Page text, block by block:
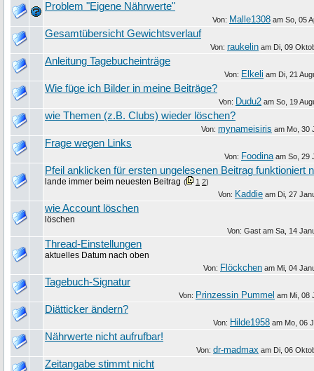
Problem "Eigene Nährwerte"
Von: Malle1308 am So, 05
Gesamtübersicht Gewichtsverlauf
Von: raukelin am Di, 09
Anleitung Tagebucheinträge
Von: Elkeli am Di, 21
Wie füge ich Bilder in meine Beiträge?
Von: Dudu2 am So, 19
wie Themen (z.B. Clubs) wieder löschen?
Von: mynameisiris am Mo, 30
Frage wegen Links
Von: Foodina am So, 29
Pfeil anklicken für ersten ungelesenen Beitrag funktioniert
lande immer beim neuesten Beitrag ( 1 2)
Von: Kaddie am Di, 27
wie Account löschen
löschen
Von: Gast am Sa, 14
Thread-Einstellungen
aktuelles Datum nach oben
Von: Flöckchen am Mi, 04
Tagebuch-Signatur
Von: Prinzessin Pummel am Mi, 08
Diätticker ändern?
Von: Hilde1958 am Mo, 06
Nährwerte nicht aufrufbar!
Von: dr-madmax am Di, 06
Zeitangabe stimmt nicht